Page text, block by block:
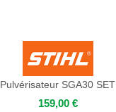
Pulvérisateur SGA30 SET
159,00 €